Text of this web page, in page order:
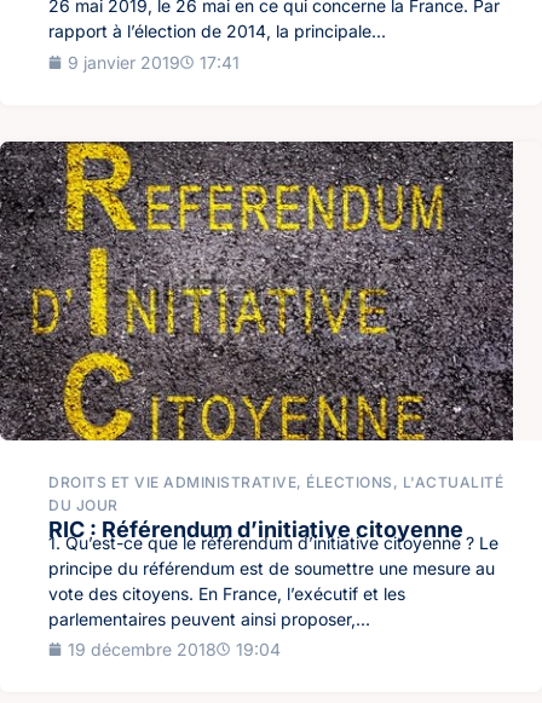
26 mai 2019, le 26 mai en ce qui concerne la France. Par
rapport à l’élection de 2014, la principale...
9 janvier 2019
17:41
DROITS ET VIE ADMINISTRATIVE, ÉLECTIONS , L'ACTUALITÉ
DU JOUR
RIC : Référendum d’initiative citoyenne
1. Qu’est-ce que le référendum d’initiative citoyenne ? Le
principe du référendum est de soumettre une mesure au
vote des citoyens. En France, l’exécutif et les
parlementaires peuvent ainsi proposer,...
19 décembre 2018
19:04